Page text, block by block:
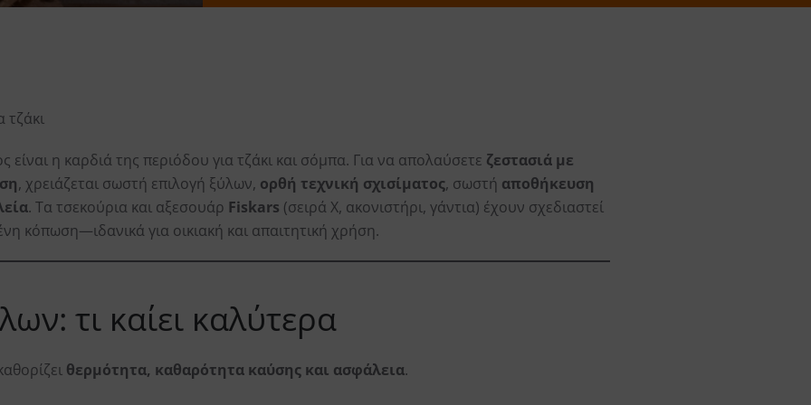
τζάκι
είναι η καρδιά της περιόδου για τζάκι και σόμπα. Για να απολαύσετε ζεστασιά με
, χρειάζεται σωστή επιλογή ξύλων, ορθή τεχνική σχισίματος, σωστή αποθήκευση
. Τα τσεκούρια και αξεσουάρ Fiskars (σειρά X, ακονιστήρι, γάντια) έχουν σχεδιαστεί
κόπωση—ιδανικά για οικιακή και απαιτητική χρήση.
τι καίει καλύτερα
θερμότητα, καθαρότητα καύσης και ασφάλεια.